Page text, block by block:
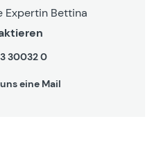
Expertin Bettina
30032 0
eine Mail